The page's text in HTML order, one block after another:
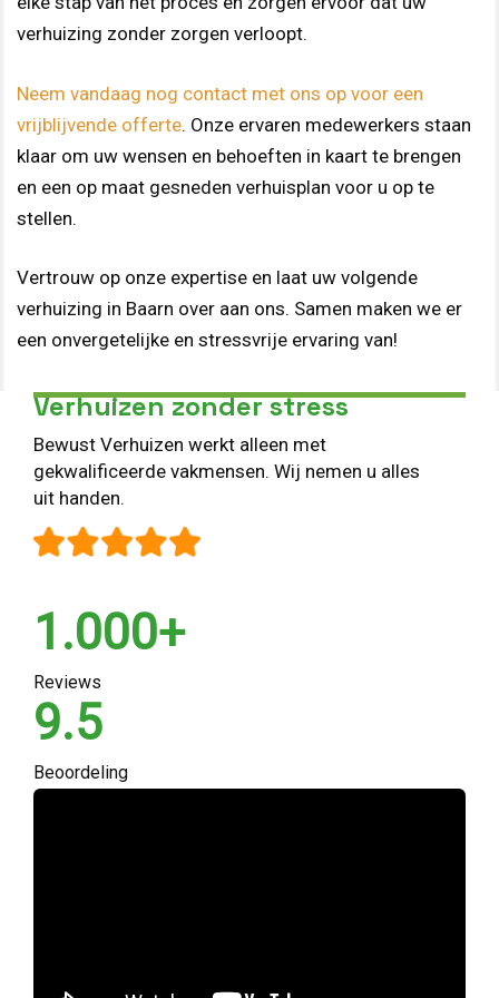
verhuizing zonder zorgen verloopt.
Neem vandaag nog contact met ons op voor een
vrijblijvende offerte. Onze ervaren medewerkers staan
klaar om uw wensen en behoeften in kaart te brengen
en een op maat gesneden verhuisplan voor u op te
stellen.
Vertrouw op onze expertise en laat uw volgende
verhuizing in Baarn over aan ons. Samen maken we er
een onvergetelijke en stressvrije ervaring van!
Verhuizen zonder stress
Bewust Verhuizen werkt alleen met
gekwalificeerde vakmensen. Wij nemen u alles
uit handen.
1.000+
Reviews
9.5
Beoordeling